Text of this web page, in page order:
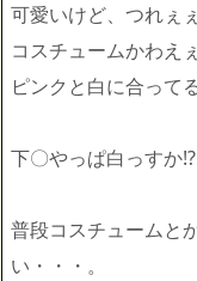
可愛いけど、つれぇ
コスチュームかわえ
ピンクと白に合って
下〇やっぱ白っすか!?
普段コスチュームと
い・・・。